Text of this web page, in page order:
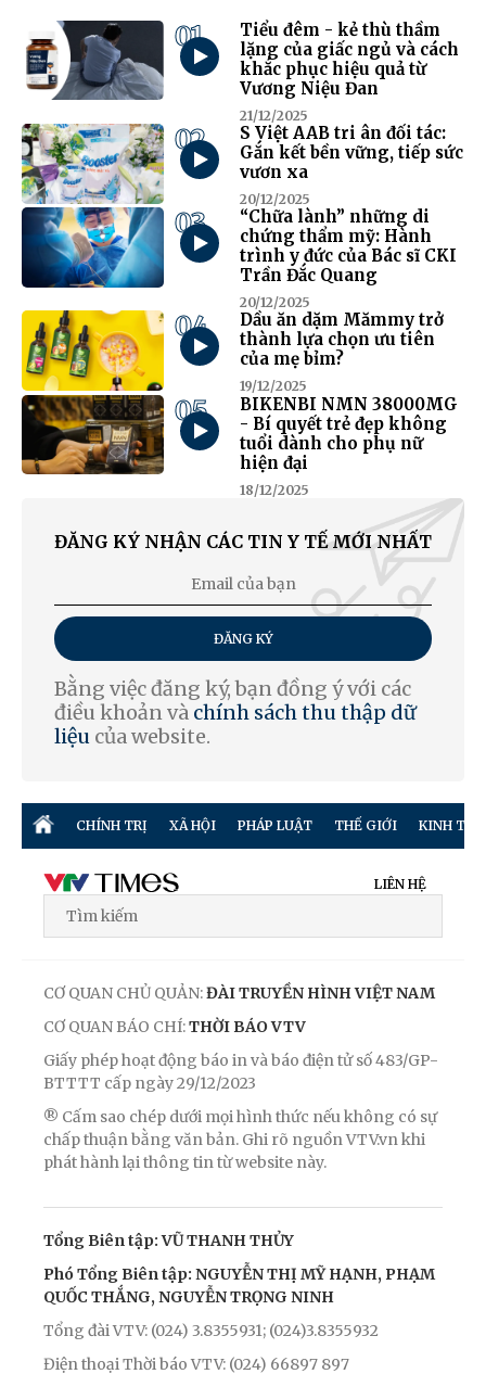
01
Tiểu đêm - kẻ thù thầm
lặng của giấc ngủ và cách
khắc phục hiệu quả từ
Vương Niệu Đan
21/12/2025
02
S Việt AAB tri ân đối tác:
Gắn kết bền vững, tiếp sức
vươn xa
20/12/2025
03
“Chữa lành” những di
chứng thẩm mỹ: Hành
trình y đức của Bác sĩ CKI
Trần Đắc Quang
20/12/2025
04
Dầu ăn dặm Mămmy trở
thành lựa chọn ưu tiên
của mẹ bỉm?
19/12/2025
05
BIKENBI NMN 38000MG
- Bí quyết trẻ đẹp không
tuổi dành cho phụ nữ
hiện đại
18/12/2025
ĐĂNG KÝ NHẬN CÁC TIN Y TẾ MỚI NHẤT
ĐĂNG KÝ
Bằng việc đăng ký, bạn đồng ý với các
điều khoản và chính sách thu thập dữ
liệu của website.
CHÍNH TRỊ XÃ HỘI PHÁP LUẬT THẾ GIỚI KINH TẾ
LIÊN HỆ
CƠ QUAN CHỦ QUẢN:ĐÀI TRUYỀN HÌNH VIỆT NAM
CƠ QUAN BÁO CHÍ:THỜI BÁO VTV
Giấy phép hoạt động báo in và báo điện tử số 483/GP-
BTTTT cấp ngày 29/12/2023
® Cấm sao chép dưới mọi hình thức nếu không có sự
chấp thuận bằng văn bản. Ghi rõ nguồn VTV.vn khi
phát hành lại thông tin từ website này.
Tổng Biên tập: VŨ THANH THỦY
Phó Tổng Biên tập: NGUYỄN THỊ MỸ HẠNH, PHẠM
QUỐC THẮNG, NGUYỄN TRỌNG NINH
Tổng đài VTV: (024) 3.8355931; (024)3.8355932
Điện thoại Thời báo VTV: (024) 66897 897